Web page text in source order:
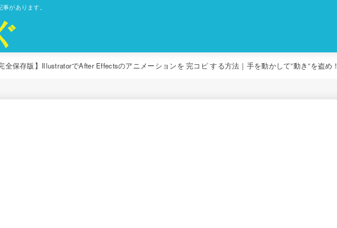
があります。
全保存版】IllustratorでAfter Effectsのアニメーションを 完コピ する方法｜手を動かして”動き”を盗め！